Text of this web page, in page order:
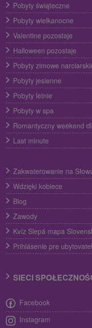
Pobyty świąteczne
Pobyty wielkanocne
Valentine pozostaje
Halloween pozostaje
Pobyty zimowe
Pobyty jesienne
Pobyty letnie
Pobyty w spa
Romantyczny weekend
Last minute
Zakwaterowanie na
Wdzięki kobiece
Blog
Zawody
Kvíz Slepá mapa
Prihlásenie pre
SIECI
Facebook
Instagram